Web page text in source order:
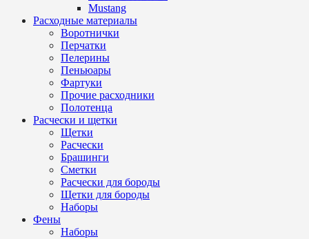
Mustang
Расходные материалы
Воротнички
Перчатки
Пелерины
Пеньюары
Фартуки
Прочие расходники
Полотенца
Расчески и щетки
Щетки
Расчески
Брашинги
Сметки
Расчески для бороды
Щетки для бороды
Наборы
Фены
Наборы